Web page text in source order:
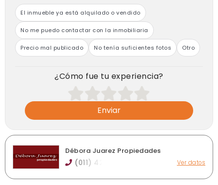
El inmueble ya está alquilado o vendido
No me puedo contactar con la inmobiliaria
Precio mal publicado No tenía suficientes fotos Otro
¿Cómo fue tu experiencia?
Enviar
Débora Juarez Propiedades
(011) 42 Ver datos